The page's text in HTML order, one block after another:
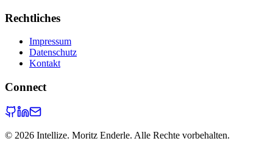
Rechtliches
Impressum
Datenschutz
Kontakt
Connect
© 2026 Intellize. Moritz Enderle. Alle Rechte vorbehalten.